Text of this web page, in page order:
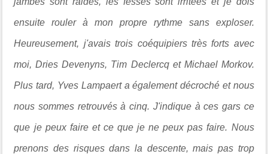
ensuite rouler à mon propre rythme sans exploser.
Heureusement, j'avais trois coéquipiers très forts avec
moi, Dries Devenyns, Tim Declercq et Michael Morkov.
Plus tard, Yves Lampaert a également décroché et nous
nous sommes retrouvés à cinq. J'indique à ces gars ce
que je peux faire et ce que je ne peux pas faire. Nous
prenons des risques dans la descente, mais pas trop